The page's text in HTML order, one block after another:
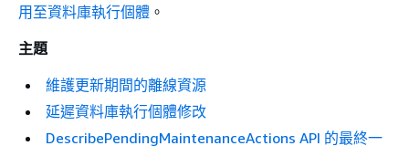
用至資料庫執行個體 。
主題
維護更新期間的離線資源
延遲資料庫執行個體修改
DescribePendingMaintenanceActions API 的最終一